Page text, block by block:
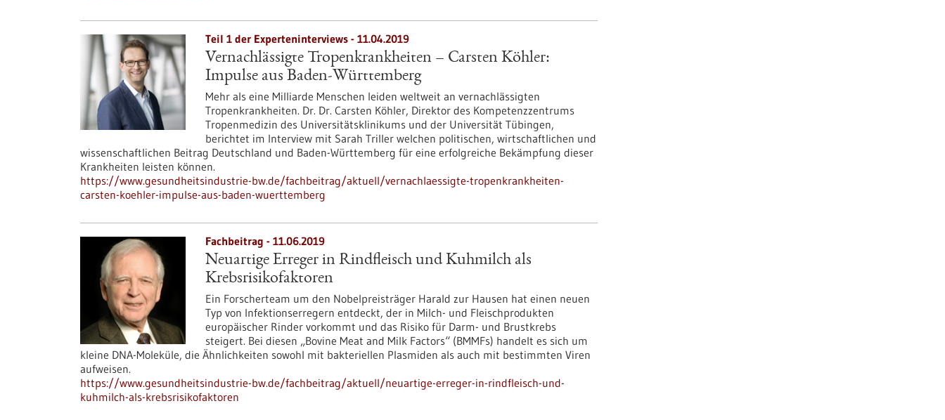
Teil 1 der Experteninterviews - 11.04.2019
Vernachlässigte Tropenkrankheiten – Carsten Köhler:
Impulse aus Baden-Württemberg
Mehr als eine Milliarde Menschen leiden weltweit an vernachlässigten
Tropenkrankheiten. Dr. Dr. Carsten Köhler, Direktor des Kompetenzzentrums
Tropenmedizin des Universitätsklinikums und der Universität Tübingen,
berichtet im Interview mit Sarah Triller welchen politischen, wirtschaftlichen und
wissenschaftlichen Beitrag Deutschland und Baden-Württemberg für eine erfolgreiche Bekämpfung dieser
Krankheiten leisten können.
https://www.gesundheitsindustrie-bw.de/fachbeitrag/aktuell/vernachlaessigte-tropenkrankheiten-
carsten-koehler-impulse-aus-baden-wuerttemberg
Fachbeitrag - 11.06.2019
Neuartige Erreger in Rindfleisch und Kuhmilch als
Krebsrisikofaktoren
Ein Forscherteam um den Nobelpreisträger Harald zur Hausen hat einen neuen
Typ von Infektionserregern entdeckt, der in Milch- und Fleischprodukten
europäischer Rinder vorkommt und das Risiko für Darm- und Brustkrebs
steigert. Bei diesen „Bovine Meat and Milk Factors“ (BMMFs) handelt es sich um
kleine DNA-Moleküle, die Ähnlichkeiten sowohl mit bakteriellen Plasmiden als auch mit bestimmten Viren
aufweisen.
https://www.gesundheitsindustrie-bw.de/fachbeitrag/aktuell/neuartige-erreger-in-rindfleisch-und-
kuhmilch-als-krebsrisikofaktoren